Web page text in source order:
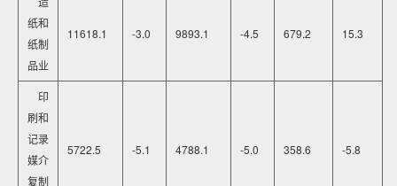
纸和
纸制
品业
11618.1 -3.0 9893.1 -4.5 679.2 15.3
印
刷和
记录
媒介
复制
5722.5 -5.1 4788.1 -5.0 358.6 -5.8